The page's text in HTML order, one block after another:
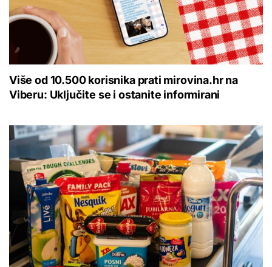
Više od 10.500 korisnika prati mirovina.hr na
Viberu: Uključite se i ostanite informirani